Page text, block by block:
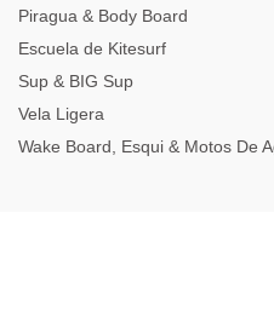
Piragua & Body Board
Escuela de Kitesurf
Sup & BIG Sup
Vela Ligera
Wake Board, Esqui & Motos De